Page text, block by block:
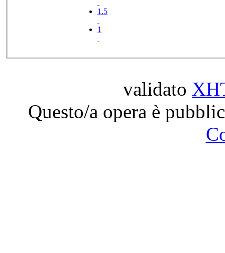
1.5
1
validato
Questo/a opera è